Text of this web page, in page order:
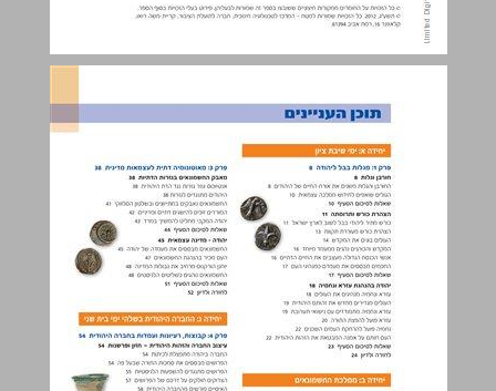
תוכן העניינים ... 3